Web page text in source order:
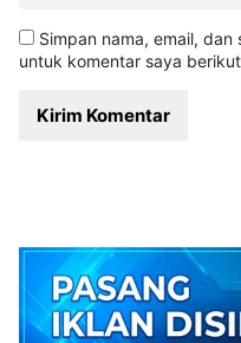
Simpan nama, email,
untuk komentar saya